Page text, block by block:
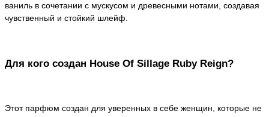
ваниль в сочетании с мускусом и древесными нотами, создавая
чувственный и стойкий шлейф.
Для кого создан House Of Sillage Ruby Reign?
Этот парфюм создан для уверенных в себе женщин, которые не